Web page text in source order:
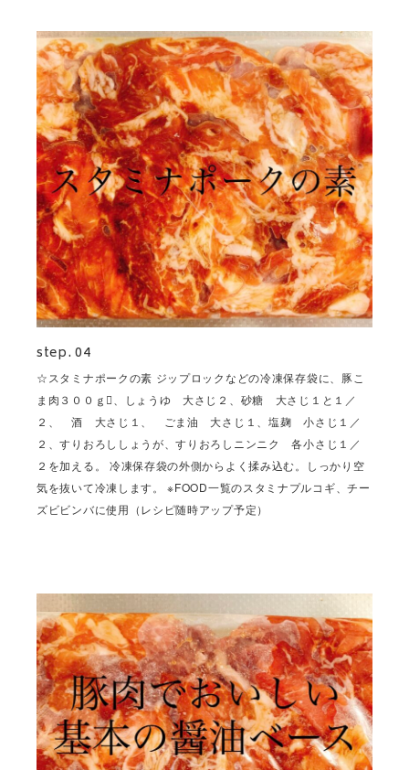
step. 04
☆スタミナポークの素 ジップロックなどの冷凍保存袋に、豚こ
ま肉３００ｇ、しょうゆ 大さじ２、砂糖 大さじ１と１／
２、 酒 大さじ１、 ごま油 大さじ１、塩麹 小さじ１／
２、すりおろししょうが、すりおろしニンニク 各小さじ１／
２を加える。 冷凍保存袋の外側からよく揉み込む。しっかり空
気を抜いて冷凍します。 ※FOOD一覧のスタミナプルコギ、チー
ズビビンバに使用（レシピ随時アップ予定）